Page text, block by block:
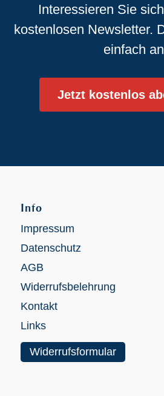
Interessieren Sie
kostenlosen Newsletter.
einfach
Jetzt kostenlos
Info
Impressum
Datenschutz
AGB
Widerrufsbelehrung
Kontakt
Links
Widerrufsformular